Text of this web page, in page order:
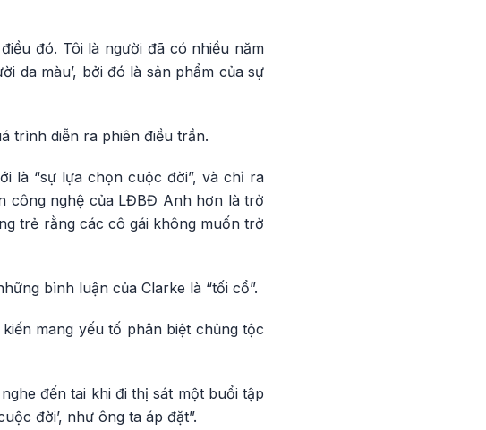
đó. Tôi là người đã có nhiều năm
da màu’, bởi đó là sản phẩm của sự
trình diễn ra phiên điều trần.
là “sự lựa chọn cuộc đời”, và chỉ ra
công nghệ của LĐBĐ Anh hơn là trở
trẻ rằng các cô gái không muốn trở
bình luận của Clarke là “tối cổ”.
mang yếu tố phân biệt chủng tộc
đến tai khi đi thị sát một buổi tập
đời’, như ông ta áp đặt”.